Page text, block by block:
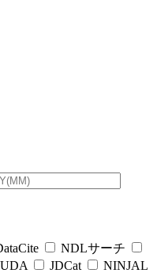
NDLサーチ
JDCat
NINJAL